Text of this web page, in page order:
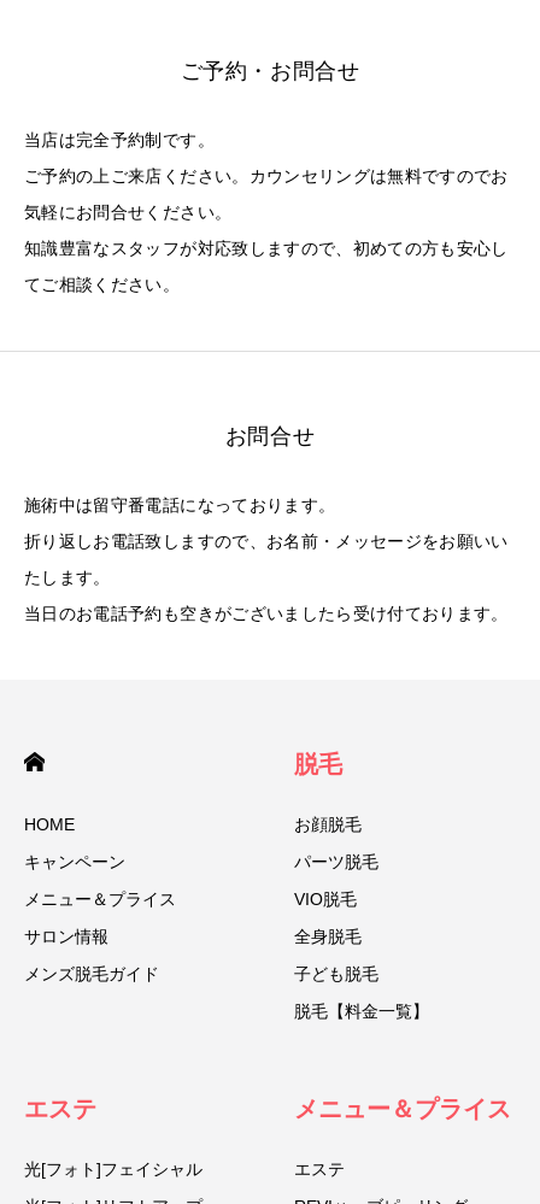
ご予約・お問合せ
当店は完全予約制です。
ご予約の上ご来店ください。カウンセリングは無料ですのでお
気軽にお問合せください。
知識豊富なスタッフが対応致しますので、初めての方も安心し
てご相談ください。
お問合せ
施術中は留守番電話になっております。
折り返しお電話致しますので、お名前・メッセージをお願いい
たします。
当日のお電話予約も空きがございましたら受け付ております。
HOME
キャンペーン
メニュー＆プライス
サロン情報
メンズ脱毛ガイド
脱毛
お顔脱毛
パーツ脱毛
VIO脱毛
全身脱毛
子ども脱毛
脱毛【料金一覧】
エステ
光[フォト]フェイシャル
メニュー＆プライス
エステ